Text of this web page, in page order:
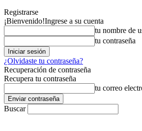
Registrarse
¡Bienvenido!Ingrese a su cuenta
tu nombre de
tu contraseña
¿Olvidaste tu contraseña?
Recuperación de contraseña
Recupera tu contraseña
tu correo
Buscar